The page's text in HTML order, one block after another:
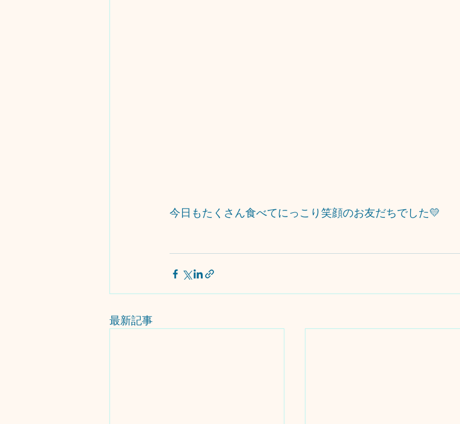
今日もたくさん食べてにっこり笑顔のお友だちでした💛
最新記事